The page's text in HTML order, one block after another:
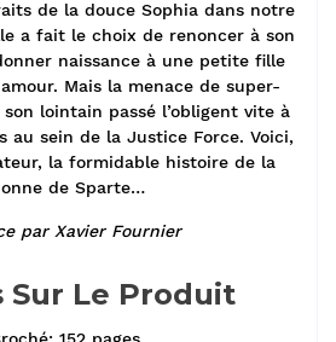
de la douce Sophia dans notre
a fait le choix de renoncer à son
naissance à une petite fille
Mais la menace de super-
lointain passé l’obligent vite à
au sein de la Justice Force. Voici,
la formidable histoire de la
de Sparte…
par Xavier Fournier
Sur Le Produit